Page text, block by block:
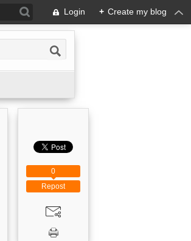
Login + Create my blog
Repost
0